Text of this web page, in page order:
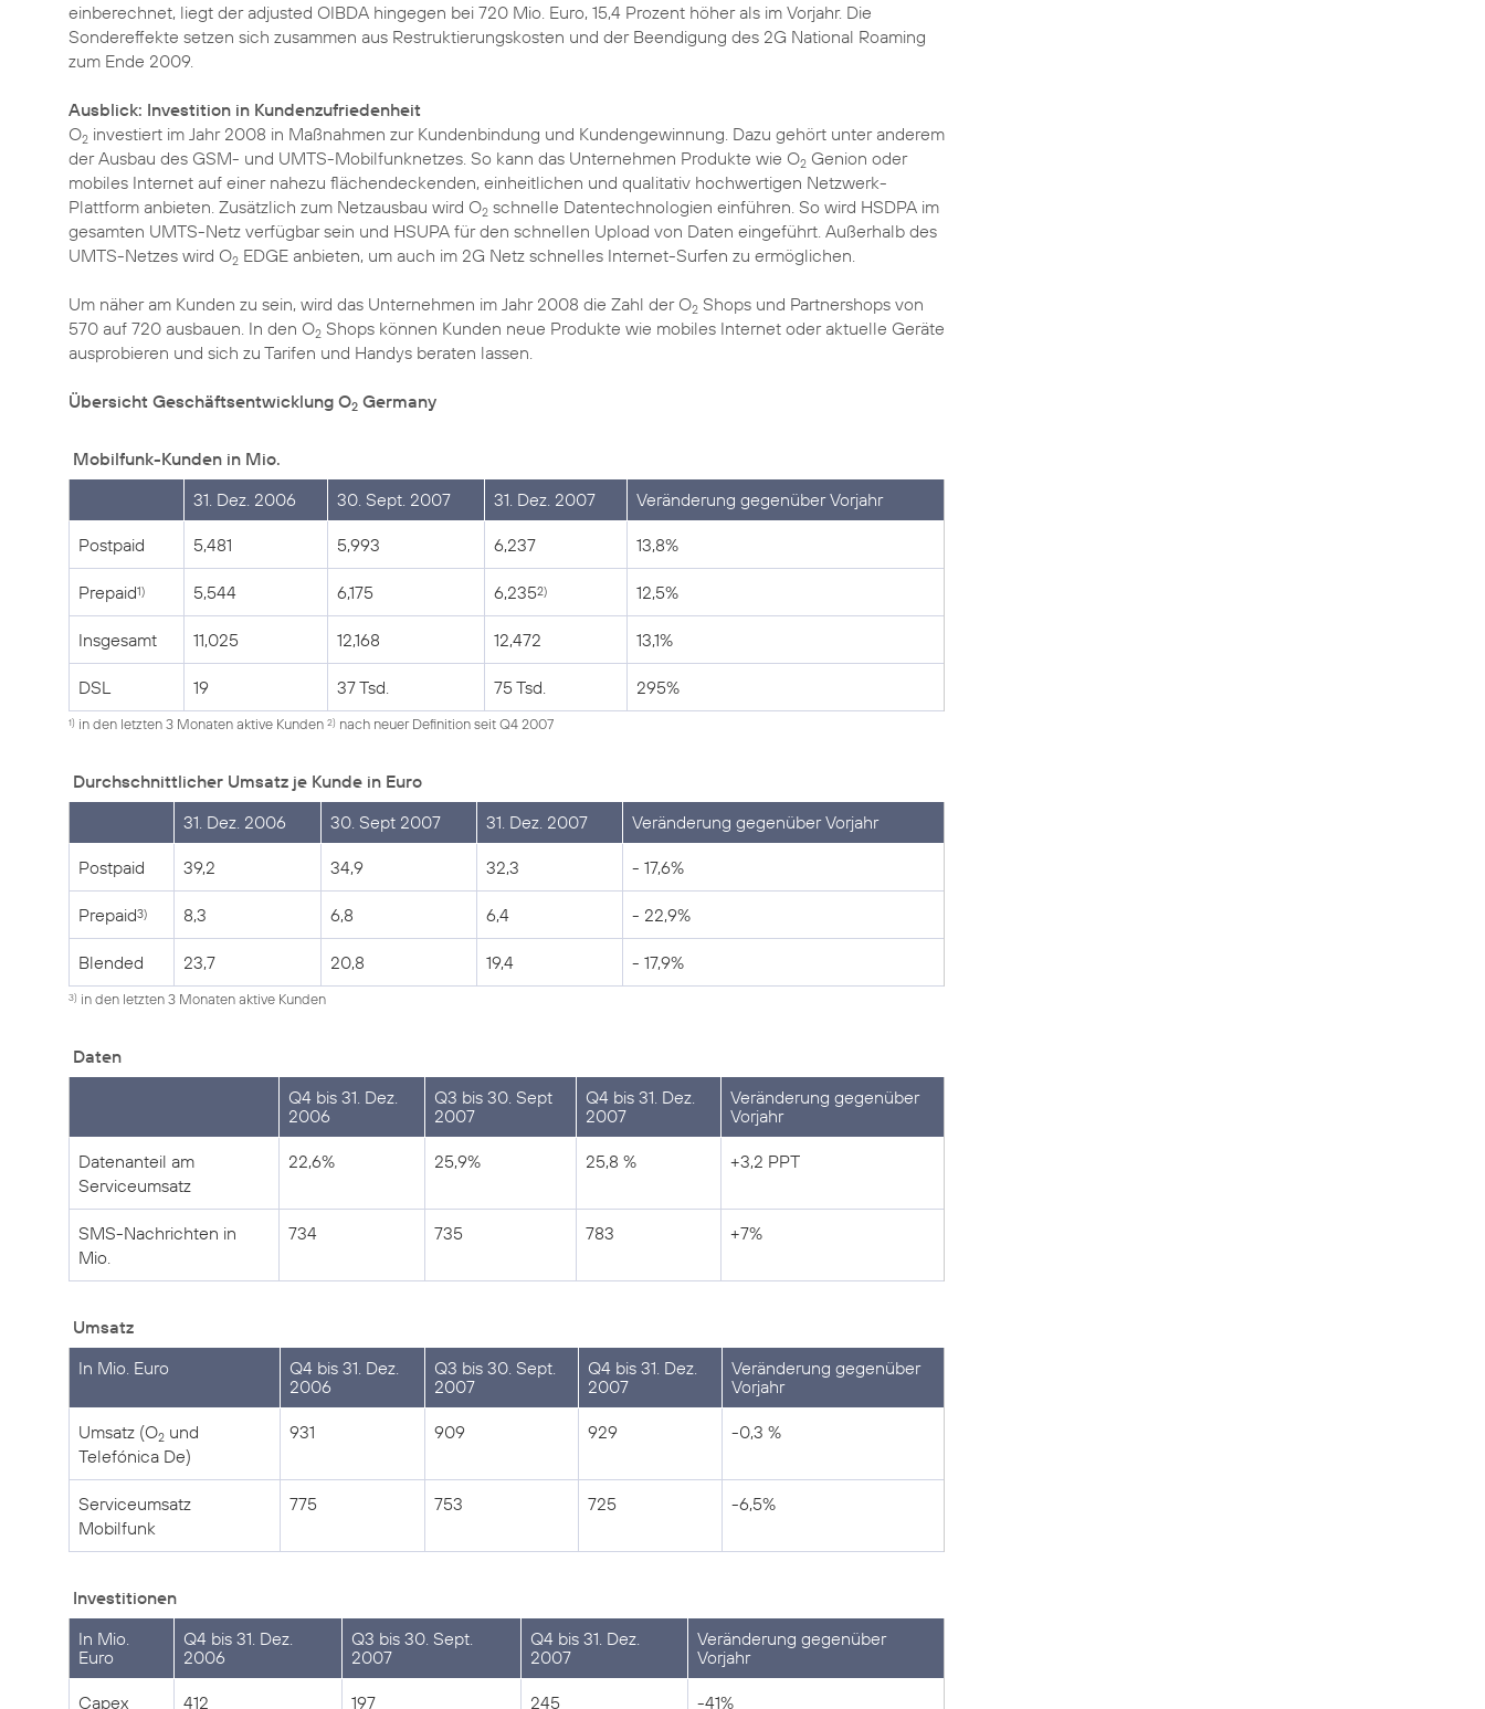
einberechnet, liegt der adjusted OIBDA hingegen bei 720 Mio. Euro, 15,4 Prozent höher als im Vorjahr. Die
Sondereffekte setzen sich zusammen aus Restruktierungskosten und der Beendigung des 2G National Roaming
zum Ende 2009.
Ausblick: Investition in Kundenzufriedenheit
O2 investiert im Jahr 2008 in Maßnahmen zur Kundenbindung und Kundengewinnung. Dazu gehört unter anderem
der Ausbau des GSM- und UMTS-Mobilfunknetzes. So kann das Unternehmen Produkte wie O2 Genion oder
mobiles Internet auf einer nahezu flächendeckenden, einheitlichen und qualitativ hochwertigen Netzwerk-
Plattform anbieten. Zusätzlich zum Netzausbau wird O2 schnelle Datentechnologien einführen. So wird HSDPA im
gesamten UMTS-Netz verfügbar sein und HSUPA für den schnellen Upload von Daten eingeführt. Außerhalb des
UMTS-Netzes wird O2 EDGE anbieten, um auch im 2G Netz schnelles Internet-Surfen zu ermöglichen.
Um näher am Kunden zu sein, wird das Unternehmen im Jahr 2008 die Zahl der O2 Shops und Partnershops von
570 auf 720 ausbauen. In den O2 Shops können Kunden neue Produkte wie mobiles Internet oder aktuelle Geräte
ausprobieren und sich zu Tarifen und Handys beraten lassen.
Übersicht Geschäftsentwicklung O2 Germany
Mobilfunk-Kunden in Mio.
31. Dez. 2006
30. Sept. 2007 31. Dez. 2007 Veränderung gegenüber Vorjahr
Postpaid 5,481 5,993 6,237 13,8%
Prepaid1) 5,544 6,175 6,2352) 12,5%
Insgesamt 11,025 12,168 12,472 13,1%
DSL 19 37 Tsd. 75 Tsd. 295%
1) in den letzten 3 Monaten aktive Kunden 2) nach neuer Definition seit Q4 2007
Durchschnittlicher Umsatz je Kunde in Euro
31. Dez. 2006
30. Sept 2007 31. Dez. 2007 Veränderung gegenüber Vorjahr
Postpaid 39,2 34,9 32,3 - 17,6%
Prepaid3) 8,3 6,8 6,4 - 22,9%
Blended 23,7 20,8 19,4 - 17,9%
3) in den letzten 3 Monaten aktive Kunden
Daten
Q4 bis 31. Dez.
2006
Q3 bis 30. Sept
2007
Q4 bis 31. Dez.
2007
Veränderung gegenüber
Vorjahr
Datenanteil am
Serviceumsatz
22,6% 25,9% 25,8 % +3,2 PPT
SMS-Nachrichten in
Mio.
734 735 783 +7%
Umsatz
In Mio. Euro
Q4 bis 31. Dez.
2006
Q3 bis 30. Sept.
2007
Q4 bis 31. Dez.
2007
Veränderung gegenüber
Vorjahr
Umsatz (O2 und
Telefónica De)
931 909 929 -0,3 %
Serviceumsatz
Mobilfunk
775 753 725 -6,5%
Investitionen
In Mio.
Euro
Q4 bis 31. Dez.
2006
Q3 bis 30. Sept.
2007
Q4 bis 31. Dez.
2007
Veränderung gegenüber
Vorjahr
Capex 412 197 245 -41%